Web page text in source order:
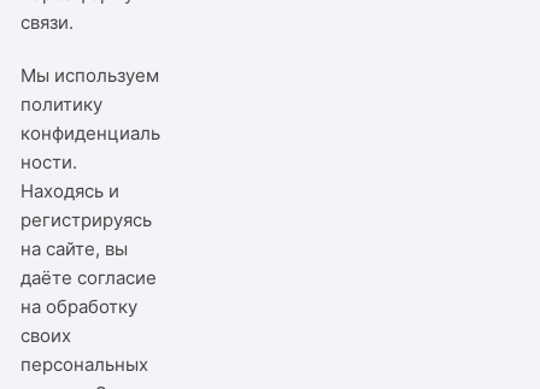
связи.
Мы используем
политику
конфиденциаль
ности.
Находясь и
регистрируясь
на сайте, вы
даёте согласие
на обработку
своих
персональных